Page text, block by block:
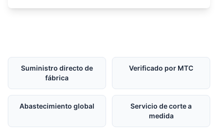
Suministro directo de
fábrica
Verificado por MTC
Abastecimiento global
Servicio de corte a
medida